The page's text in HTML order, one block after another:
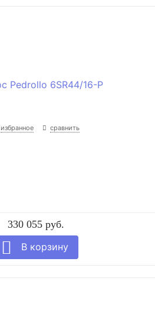
избранное сравнить
330 055 руб.